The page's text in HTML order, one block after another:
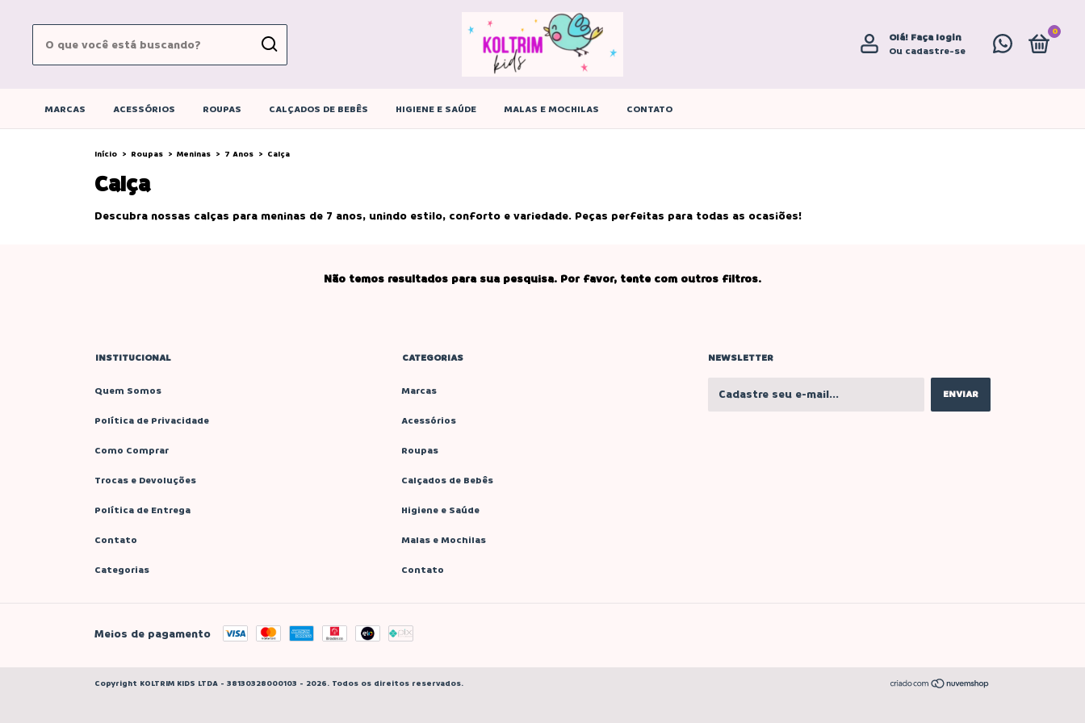
Olá! Faça login
Ou cadastre-se
0
MARCAS ACESSÓRIOS ROUPAS CALÇADOS DE BEBÊS HIGIENE E SAÚDE MALAS E MOCHILAS CONTATO
Início > Roupas > Meninas > 7 Anos > Calça
Calça
Descubra nossas calças para meninas de 7 anos, unindo estilo, conforto e variedade. Peças perfeitas para todas as ocasiões!
Não temos resultados para sua pesquisa. Por favor, tente com outros filtros.
INSTITUCIONAL
Quem Somos
Política de Privacidade
Como Comprar
Trocas e Devoluções
Política de Entrega
Contato
Categorias
CATEGORIAS
Marcas
Acessórios
Roupas
Calçados de Bebês
Higiene e Saúde
Malas e Mochilas
Contato
NEWSLETTER
Meios de pagamento
Copyright KOLTRIM KIDS LTDA - 38130328000103 - 2026. Todos os direitos reservados.